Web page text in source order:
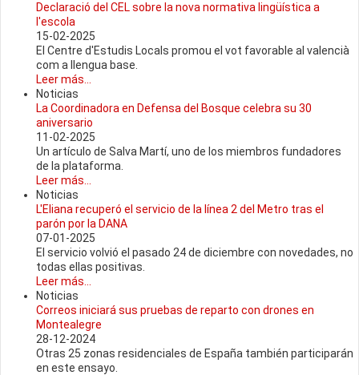
Declaració del CEL sobre la nova normativa lingüística a
l'escola
15-02-2025
El Centre d'Estudis Locals promou el vot favorable al valencià
com a llengua base.
Leer más...
Noticias
La Coordinadora en Defensa del Bosque celebra su 30
aniversario
11-02-2025
Un artículo de Salva Martí, uno de los miembros fundadores
de la plataforma.
Leer más...
Noticias
L'Eliana recuperó el servicio de la línea 2 del Metro tras el
parón por la DANA
07-01-2025
El servicio volvió el pasado 24 de diciembre con novedades, no
todas ellas positivas.
Leer más...
Noticias
Correos iniciará sus pruebas de reparto con drones en
Montealegre
28-12-2024
Otras 25 zonas residenciales de España también participarán
en este ensayo.